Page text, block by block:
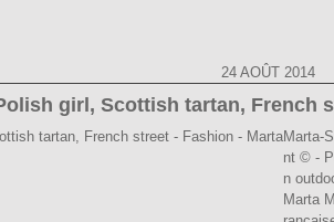
24 AOÛT 2014
girl, Scottish tartan, French
Marta-
nt © -
n
Marta